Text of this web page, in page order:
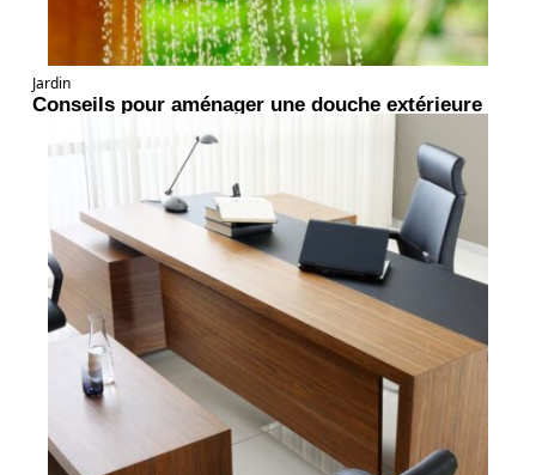
Jardin
Conseils pour aménager une douche extérieure